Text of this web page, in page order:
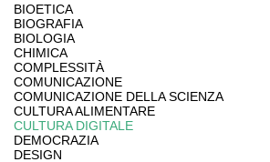
BIOETICA
BIOGRAFIA
BIOLOGIA
CHIMICA
COMPLESSITÀ
COMUNICAZIONE
COMUNICAZIONE DELLA SCIENZA
CULTURA ALIMENTARE
CULTURA DIGITALE
DEMOCRAZIA
DESIGN